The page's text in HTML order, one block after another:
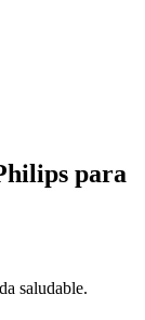
para
saludable.